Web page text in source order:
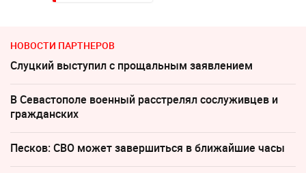
НОВОСТИ ПАРТНЕРОВ
Слуцкий выступил с прощальным заявлением
В Севастополе военный расстрелял сослуживцев и
гражданских
Песков: СВО может завершиться в ближайшие часы